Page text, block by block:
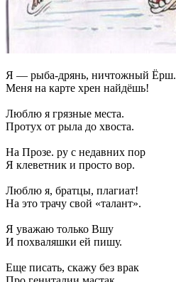
Я — рыба-дрянь, ничтожный Ёрш.
Меня на карте хрен найдёшь!
Люблю я грязные места.
Протух от рыла до хвоста.
На Прозе. ру с недавних пор
Я клеветник и просто вор.
Люблю я, братцы, плагиат!
На это трачу свой «талант».
Я уважаю только Вшу
И похваляшки ей пишу.
Еще писать, скажу без врак